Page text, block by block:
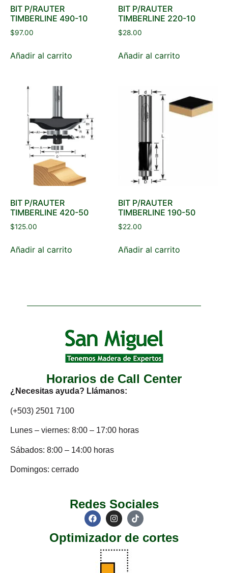
BIT P/RAUTER
TIMBERLINE 490-10
$97.00
Añadir al carrito
BIT P/RAUTER
TIMBERLINE 220-10
$28.00
Añadir al carrito
BIT P/RAUTER
TIMBERLINE 420-50
$125.00
Añadir al carrito
BIT P/RAUTER
TIMBERLINE 190-50
$22.00
Añadir al carrito
Horarios de Call Center
¿Necesitas ayuda? Llámanos:
(+503) 2501 7100
Lunes – viernes: 8:00 – 17:00 horas
Sábados: 8:00 – 14:00 horas
Domingos: cerrado
Redes Sociales
Optimizador de cortes